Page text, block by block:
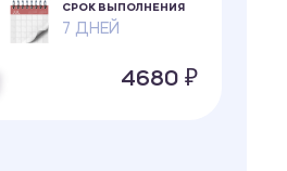
СРОК ВЫПОЛНЕНИЯ
7 ДНЕЙ
4680 ₽